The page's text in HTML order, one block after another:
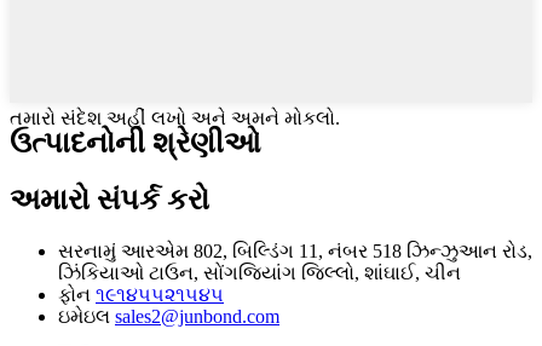
તમારો સંદેશ અહીં લખો અને અમને મોકલો.
ઉત્પાદનોની શ્રેણીઓ
અમારો સંપર્ક કરો
સરનામું આરએમ 802, બિલ્ડિંગ 11, નંબર 518 ઝિન્ઝુઆન રોડ,
ઝિંકિયાઓ ટાઉન, સોંગજિયાંગ જિલ્લો, શાંઘાઈ, ચીન
ફોન ૧૯૧૪૫૫૨૧૫૪૫
ઇમેઇલ sales2@junbond.com